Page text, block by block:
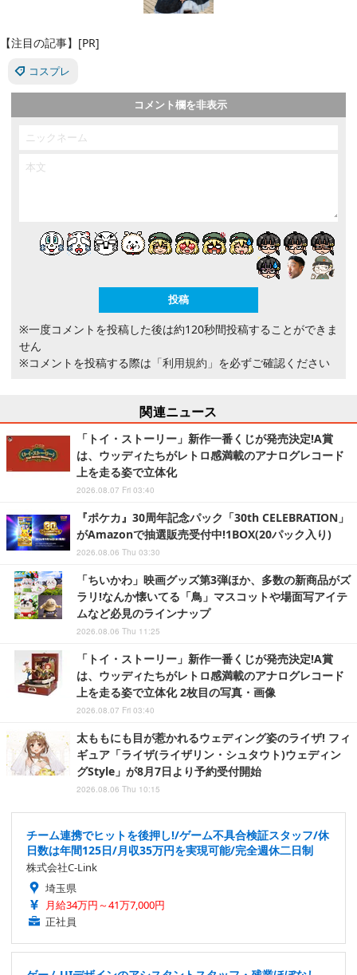
【注目の記事】[PR]
コスプレ
コメント欄を非表示
※一度コメントを投稿した後は約120秒間投稿することができま
せん
※コメントを投稿する際は 「利用規約」 を必ずご確認ください
関連ニュース
「トイ・ストーリー」新作一番くじが発売決定!A賞
は、ウッディたちがレトロ感満載のアナログレコード
上を走る姿で立体化
2026.08.07 Fri 03:40
『ポケカ』30周年記念パック「30th CELEBRATION」
がAmazonで抽選販売受付中!1BOX(20パック入り)
2026.08.06 Thu 03:30
「ちいかわ」映画グッズ第3弾ほか、多数の新商品がズ
ラリ!なんか懐いてる「鳥」マスコットや場面写アイテ
ムなど必見のラインナップ
2026.08.06 Thu 11:25
「トイ・ストーリー」新作一番くじが発売決定!A賞
は、ウッディたちがレトロ感満載のアナログレコード
上を走る姿で立体化 2枚目の写真・画像
2026.08.07 Fri 03:40
太ももにも目が惹かれるウェディング姿のライザ! フィ
ギュア「ライザ(ライザリン・シュタウト)ウェディン
グStyle」が8月7日より予約受付開始
2026.08.06 Thu 10:15
チーム連携でヒットを後押し!/ゲーム不具合検証スタッフ/休
日数は年間125日/月収35万円を実現可能/完全週休二日制
株式会社C-Link
埼玉県
月給34万円～41万7,000円
正社員